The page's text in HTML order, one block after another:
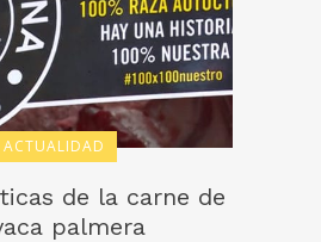
ACTUALIDAD
de la carne de
palmera